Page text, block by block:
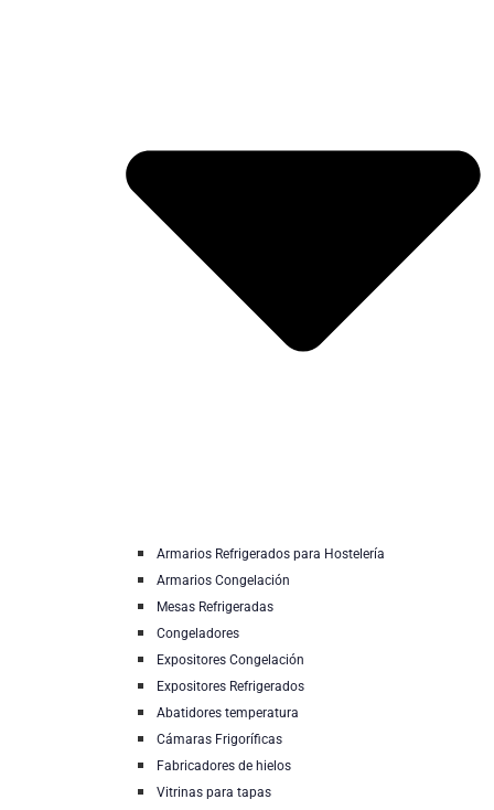
Armarios Refrigerados para Hostelería
Armarios Congelación
Mesas Refrigeradas
Congeladores
Expositores Congelación
Expositores Refrigerados
Abatidores temperatura
Cámaras Frigoríficas
Fabricadores de hielos
Vitrinas para tapas